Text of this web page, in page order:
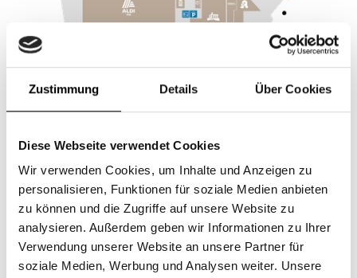
Zustimmung Details Über Cookies
Diese Webseite verwendet Cookies
Wir verwenden Cookies, um Inhalte und Anzeigen zu
personalisieren, Funktionen für soziale Medien anbieten
zu können und die Zugriffe auf unsere Website zu
analysieren. Außerdem geben wir Informationen zu Ihrer
Verwendung unserer Website an unsere Partner für
soziale Medien, Werbung und Analysen weiter. Unsere
Shops im Gerber
Korbmayer